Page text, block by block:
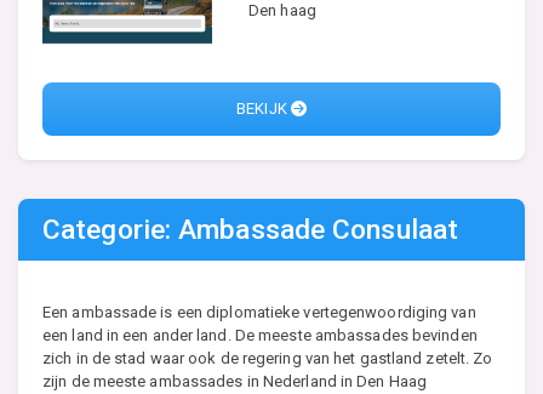
Den haag
BEKIJK
Categorie: Ambassade Consulaat
Een ambassade is een diplomatieke vertegenwoordiging van
een land in een ander land. De meeste ambassades bevinden
zich in de stad waar ook de regering van het gastland zetelt. Zo
zijn de meeste ambassades in Nederland in Den Haag